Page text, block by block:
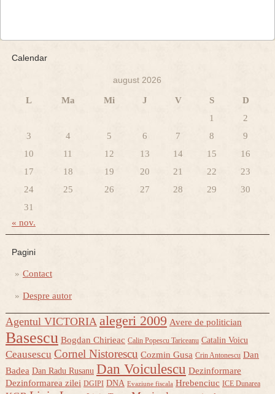
Calendar
august 2026
L Ma Mi J V S
D
1
2
3
4 5 6 7 8
9
10
11 12 13 14 15
16
17
18 19 20 21 22
23
24
25 26 27 28 29
30
31
« nov.
Pagini
Contact
Despre autor
Agentul VICTORIA alegeri 2009 Avere de politician
Basescu Bogdan Chirieac Calin Popescu Tariceanu Catalin Voicu
Ceausescu Cornel Nistorescu Cozmin Gusa Crin Antonescu Dan
Badea Dan Radu Rusanu Dan Voiculescu Dezinformare
Dezinformarea zilei DGIPI DNA Evaziune fiscala Hrebenciuc ICE Dunarea